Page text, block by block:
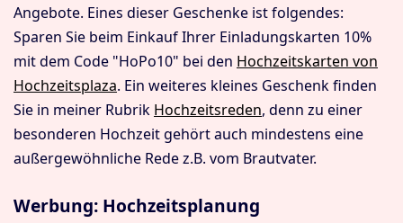
Angebote. Eines dieser Geschenke ist folgendes:
Sparen Sie beim Einkauf Ihrer Einladungskarten 10%
mit dem Code "HoPo10" bei den Hochzeitskarten von
Hochzeitsplaza. Ein weiteres kleines Geschenk finden
Sie in meiner Rubrik Hochzeitsreden, denn zu einer
besonderen Hochzeit gehört auch mindestens eine
außergewöhnliche Rede z.B. vom Brautvater.
Werbung: Hochzeitsplanung